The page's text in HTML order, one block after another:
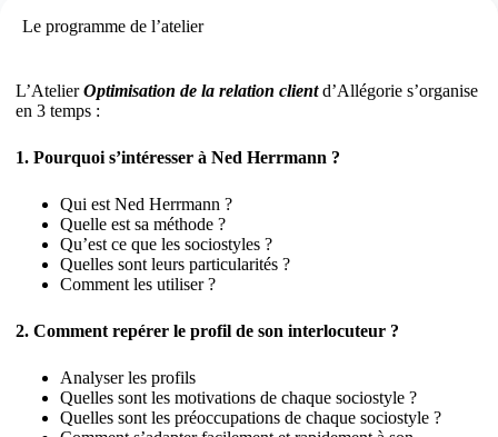
Le programme de l’atelier
L’AtelierOptimisation de la relation clientd’Allégorie s’organise
en 3 temps :
1. Pourquoi s’intéresser à Ned Herrmann ?
Qui est Ned Herrmann ?
Quelle est sa méthode ?
Qu’est ce que les sociostyles ?
Quelles sont leurs particularités ?
Comment les utiliser ?
2. Comment repérer le profil de son interlocuteur ?
Analyser les profils
Quelles sont les motivations de chaque sociostyle ?
Quelles sont les préoccupations de chaque sociostyle ?